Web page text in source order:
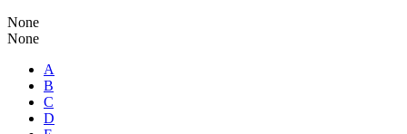
None
None
A
B
C
D